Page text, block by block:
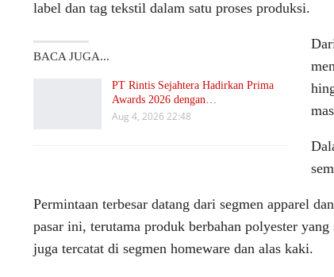
label dan tag tekstil dalam satu proses produksi.
BACA JUGA...
PT Rintis Sejahtera Hadirkan Prima
Awards 2026 dengan…
Aug 4, 2026 22:48
Permintaan terbesar datang dari segmen apparel
pasar ini, terutama produk berbahan polyester
juga tercatat di segmen homeware dan alas kaki.